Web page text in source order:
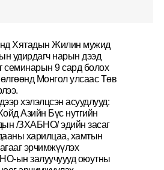
Хятадын Жилин мужид
удирдагч нарын дээд
семинарын 9 сард болох
Монгол улсаас Төв
хэлэлцсэн асуудлууд:
Азийн Бүс нутгийн
/ЗХАБНО/ эдийн засаг
харилцаа, хамтын
эрчимжүүлэх
ын залуучуууд оюутны